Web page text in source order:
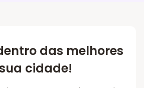
das melhores
cidade!